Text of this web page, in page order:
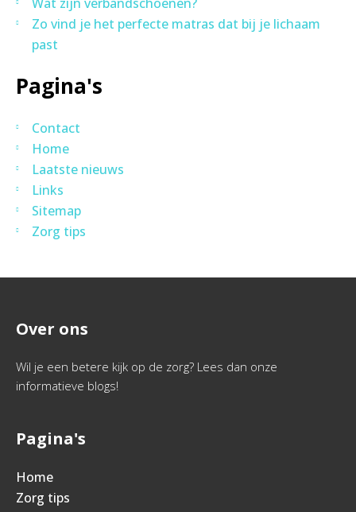
Zo vind je het perfecte matras dat bij je lichaam
past
Pagina's
Contact
Home
Laatste nieuws
Links
Sitemap
Zorg tips
Over ons
Wil je een betere kijk op de zorg? Lees dan onze
informatieve blogs!
Pagina's
Home
Zorg tips